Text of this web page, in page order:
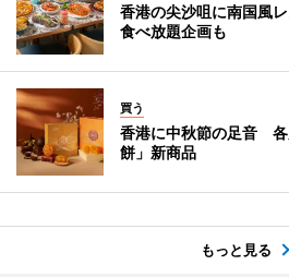
香港の尖沙咀に南国風
食べ放題企画も
買う
香港に中秋節の足音 各
餅」新商品
もっと見る